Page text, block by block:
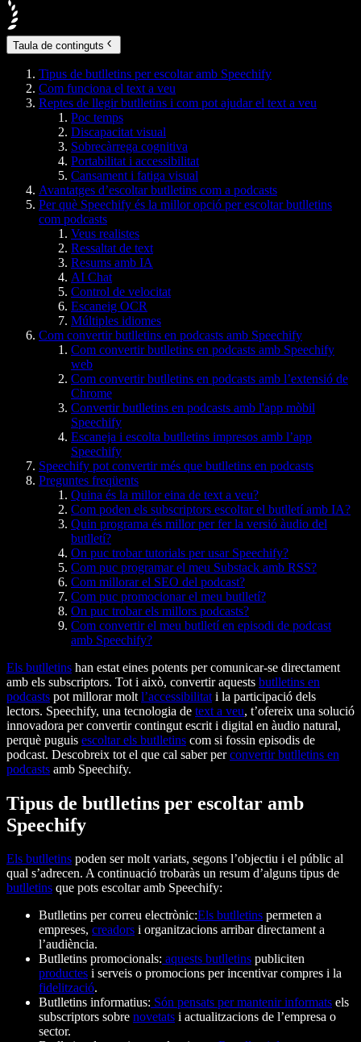
Taula de continguts
Tipus de butlletins per escoltar amb Speechify
Com funciona el text a veu
Reptes de llegir butlletins i com pot ajudar el text a veu
Poc temps
Discapacitat visual
Sobrecàrrega cognitiva
Portabilitat i accessibilitat
Cansament i fatiga visual
Avantatges d’escoltar butlletins com a podcasts
Per què Speechify és la millor opció per escoltar butlletins
com podcasts
Veus realistes
Ressaltat de text
Resums amb IA
AI Chat
Control de velocitat
Escaneig OCR
Múltiples idiomes
Com convertir butlletins en podcasts amb Speechify
Com convertir butlletins en podcasts amb Speechify
web
Com convertir butlletins en podcasts amb l’extensió de
Chrome
Convertir butlletins en podcasts amb l'app mòbil
Speechify
Escaneja i escolta butlletins impresos amb l’app
Speechify
Speechify pot convertir més que butlletins en podcasts
Preguntes freqüents
Quina és la millor eina de text a veu?
Com poden els subscriptors escoltar el butlletí amb IA?
Quin programa és millor per fer la versió àudio del
butlletí?
On puc trobar tutorials per usar Speechify?
Com puc programar el meu Substack amb RSS?
Com millorar el SEO del podcast?
Com puc promocionar el meu butlletí?
On puc trobar els millors podcasts?
Com convertir el meu butlletí en episodi de podcast
amb Speechify?
Els butlletins han estat eines potents per comunicar-se directament
amb els subscriptors. Tot i això, convertir aquests butlletins en
podcasts pot millorar molt l’accessibilitat i la participació dels
lectors. Speechify, una tecnologia de text a veu, t’ofereix una solució
innovadora per convertir contingut escrit i digital en àudio natural,
perquè puguis escoltar els butlletins com si fossin episodis de
podcast. Descobreix tot el que cal saber perconvertir butlletins en
podcasts amb Speechify.
Tipus de butlletins per escoltar amb
Speechify
Els butlletins poden ser molt variats, segons l’objectiu i el públic al
qual s’adrecen. A continuació trobaràs un resum d’alguns tipus de
butlletins que pots escoltar amb Speechify:
Butlletins per correu electrònic:Els butlletins permeten a
empreses, creadors i organitzacions arribar directament a
l’audiència.
Butlletins promocionals: aquests butlletins publiciten
productes i serveis o promocions per incentivar compres i la
fidelització.
Butlletins informatius: Són pensats per mantenir informats els
subscriptors sobre novetats i actualitzacions de l’empresa o
sector.